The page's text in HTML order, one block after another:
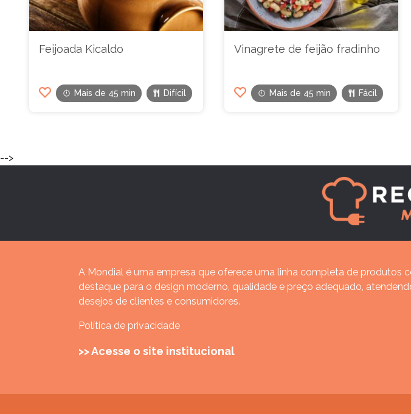
Feijoada Kicaldo
Mais de 45 min Difícil
Vinagrete de feijão fradinho
Mais de 45 min Fácil
-->
A Mondial é uma empresa que oferece uma linha completa de produtos
destaque para o design moderno, qualidade e preço adequado,
desejos de clientes e consumidores.
Política de privacidade
>> Acesse o site institucional